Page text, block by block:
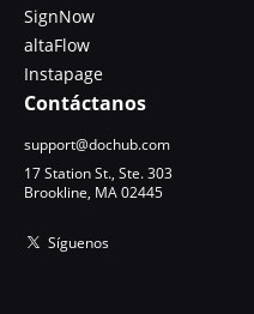
SignNow
altaFlow
Instapage
Contáctanos
support@dochub.com
17 Station St., Ste. 303
Brookline, MA 02445
Síguenos